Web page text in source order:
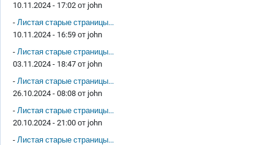
10.11.2024 - 17:02 от john
- Листая старые страницы...
10.11.2024 - 16:59 от john
- Листая старые страницы...
03.11.2024 - 18:47 от john
- Листая старые страницы...
26.10.2024 - 08:08 от john
- Листая старые страницы...
20.10.2024 - 21:00 от john
- Листая старые страницы...